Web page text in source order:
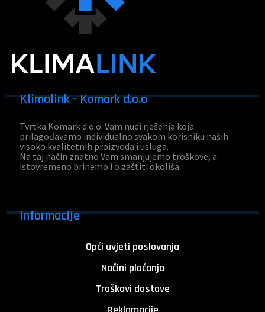
Klimalink - Komark d.o.o
Tvrtka Komark d.o.o. Vam nudi rješenja koja
prilagođavamo individualno svakom korisniku naših
visoko kvalitetnih proizvoda i usluga.
Na taj način znatno Vam smanjujemo troškove, a
istovremeno brinemo i o zaštiti okoliša.
Informacije
Opći uvjeti poslovanja
Načini plaćanja
Troškovi dostave